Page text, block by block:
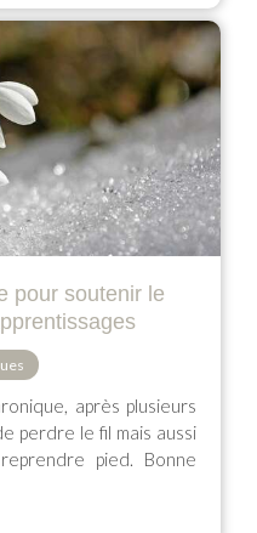
pour soutenir le
après plusieurs
perdre le fil mais aussi
pied. Bonne